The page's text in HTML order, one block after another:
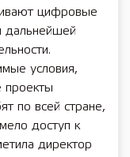
цифровые
дальнейшей
условия,
проекты
по всей стране,
доступ к
директор